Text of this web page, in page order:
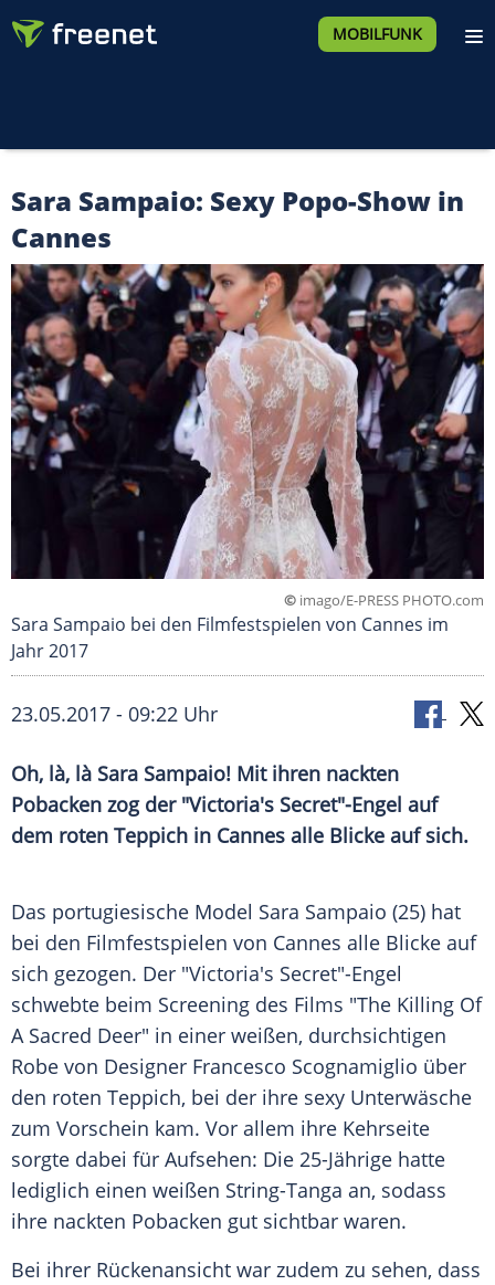
MOBILFUNK
Sara Sampaio: Sexy Popo-Show in
Cannes
© imago/E-PRESS PHOTO.com
Sara Sampaio bei den Filmfestspielen von Cannes im
Jahr 2017
23.05.2017 - 09:22 Uhr
Oh, là, là Sara Sampaio! Mit ihren nackten
Pobacken zog der "Victoria's Secret"-Engel auf
dem roten Teppich in Cannes alle Blicke auf sich.
Das portugiesische Model Sara Sampaio (25) hat
bei den Filmfestspielen von Cannes alle Blicke auf
sich gezogen. Der "Victoria's Secret"-Engel
schwebte beim Screening des Films "The Killing Of
A Sacred Deer" in einer weißen, durchsichtigen
Robe von Designer Francesco Scognamiglio über
den roten Teppich, bei der ihre sexy Unterwäsche
zum Vorschein kam. Vor allem ihre Kehrseite
sorgte dabei für Aufsehen: Die 25-Jährige hatte
lediglich einen weißen String-Tanga an, sodass
ihre nackten Pobacken gut sichtbar waren.
Bei ihrer Rückenansicht war zudem zu sehen, dass